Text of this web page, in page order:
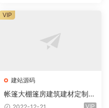
建站源码
帐篷大棚篷房建筑建材定制设
计类网站pbootcms模板(PC+
VIP
VIP